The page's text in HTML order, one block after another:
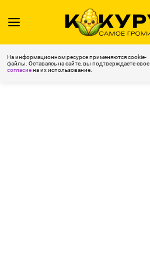
На информационном ресурсе применяются cookie-
файлы. Оставаясь на сайте, вы подтверждаете свое
согласиена их использование.